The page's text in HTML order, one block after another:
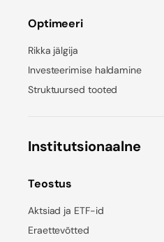
Optimeeri
Rikka jälgija
Investeerimise haldamine
Struktuursed tooted
Institutsionaalne
Teostus
Aktsiad ja ETF-id
Eraettevõtted